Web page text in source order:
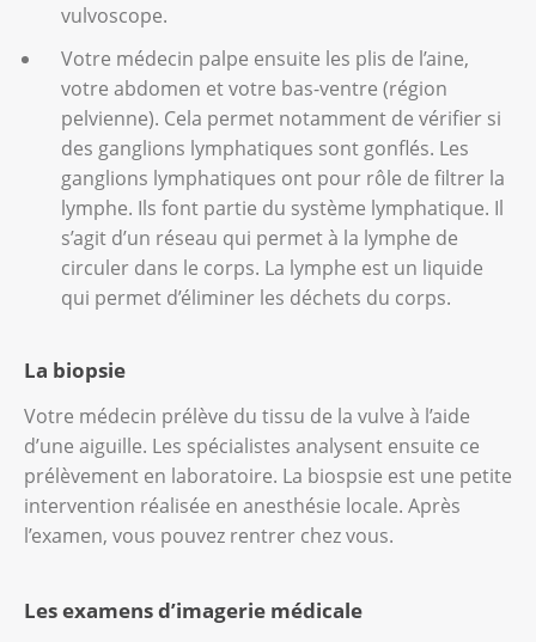
vulvoscope.
Votre médecin palpe ensuite les plis de l’aine,
votre abdomen et votre bas-ventre (région
pelvienne). Cela permet notamment de vérifier si
des ganglions lymphatiques sont gonflés. Les
ganglions lymphatiques ont pour rôle de filtrer la
lymphe. Ils font partie du système lymphatique. Il
s’agit d’un réseau qui permet à la lymphe de
circuler dans le corps. La lymphe est un liquide
qui permet d’éliminer les déchets du corps.
La biopsie
Votre médecin prélève du tissu de la vulve à l’aide
d’une aiguille. Les spécialistes analysent ensuite ce
prélèvement en laboratoire. La biospsie est une petite
intervention réalisée en anesthésie locale. Après
l’examen, vous pouvez rentrer chez vous.
Les examens d’imagerie médicale